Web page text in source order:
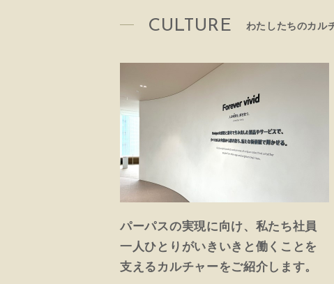
CULTURE わたしたちのカル
パーパスの実現に向け、私たち社員
一人ひとりがいきいきと働くことを
支えるカルチャーをご紹介します。